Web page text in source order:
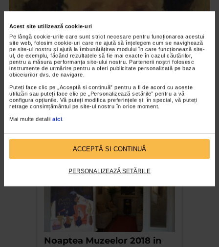
Acest site utilizează cookie-uri
Pe lângă cookie-urile care sunt strict necesare pentru funcționarea acestui
site web, folosim cookie-uri care ne ajută să înțelegem cum se navighează
pe site-ul nostru și ajută la îmbunătățirea modului în care funcționează site-
ul, de exemplu, făcând rezultatele să fie mai exacte în cazul căutărilor,
pentru a măsura performanța site-ului nostru. Partenerii noștri folosesc
instrumente de urmărire pentru a oferi publicitate personalizată pe baza
obiceiurilor dvs. de navigare.
Puteți face clic pe „Acceptă si continuă” pentru a fi de acord cu aceste
utilizări sau puteți face clic pe „Personalizează setările” pentru a vă
configura opțiunile. Vă puteți modifica preferințele și, în special, vă puteți
retrage consimțământul pe site-ul nostru în orice moment.
Mai multe detalii aici
ACCEPTĂ SI CONTINUĂ
PERSONALIZEAZĂ SETĂRILE
CLIPA DE ARTA
Nicolae Tonitza – Pictor al copiilor
175 vizualizari
RECOMANDĂRI
Noaptea Muzeelor 2018 in